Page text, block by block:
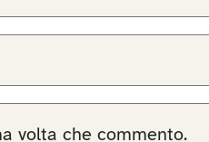
volta che commento.